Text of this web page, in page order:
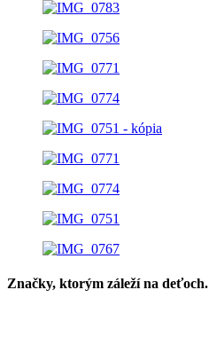
Značky, ktorým záleží na deťoch.